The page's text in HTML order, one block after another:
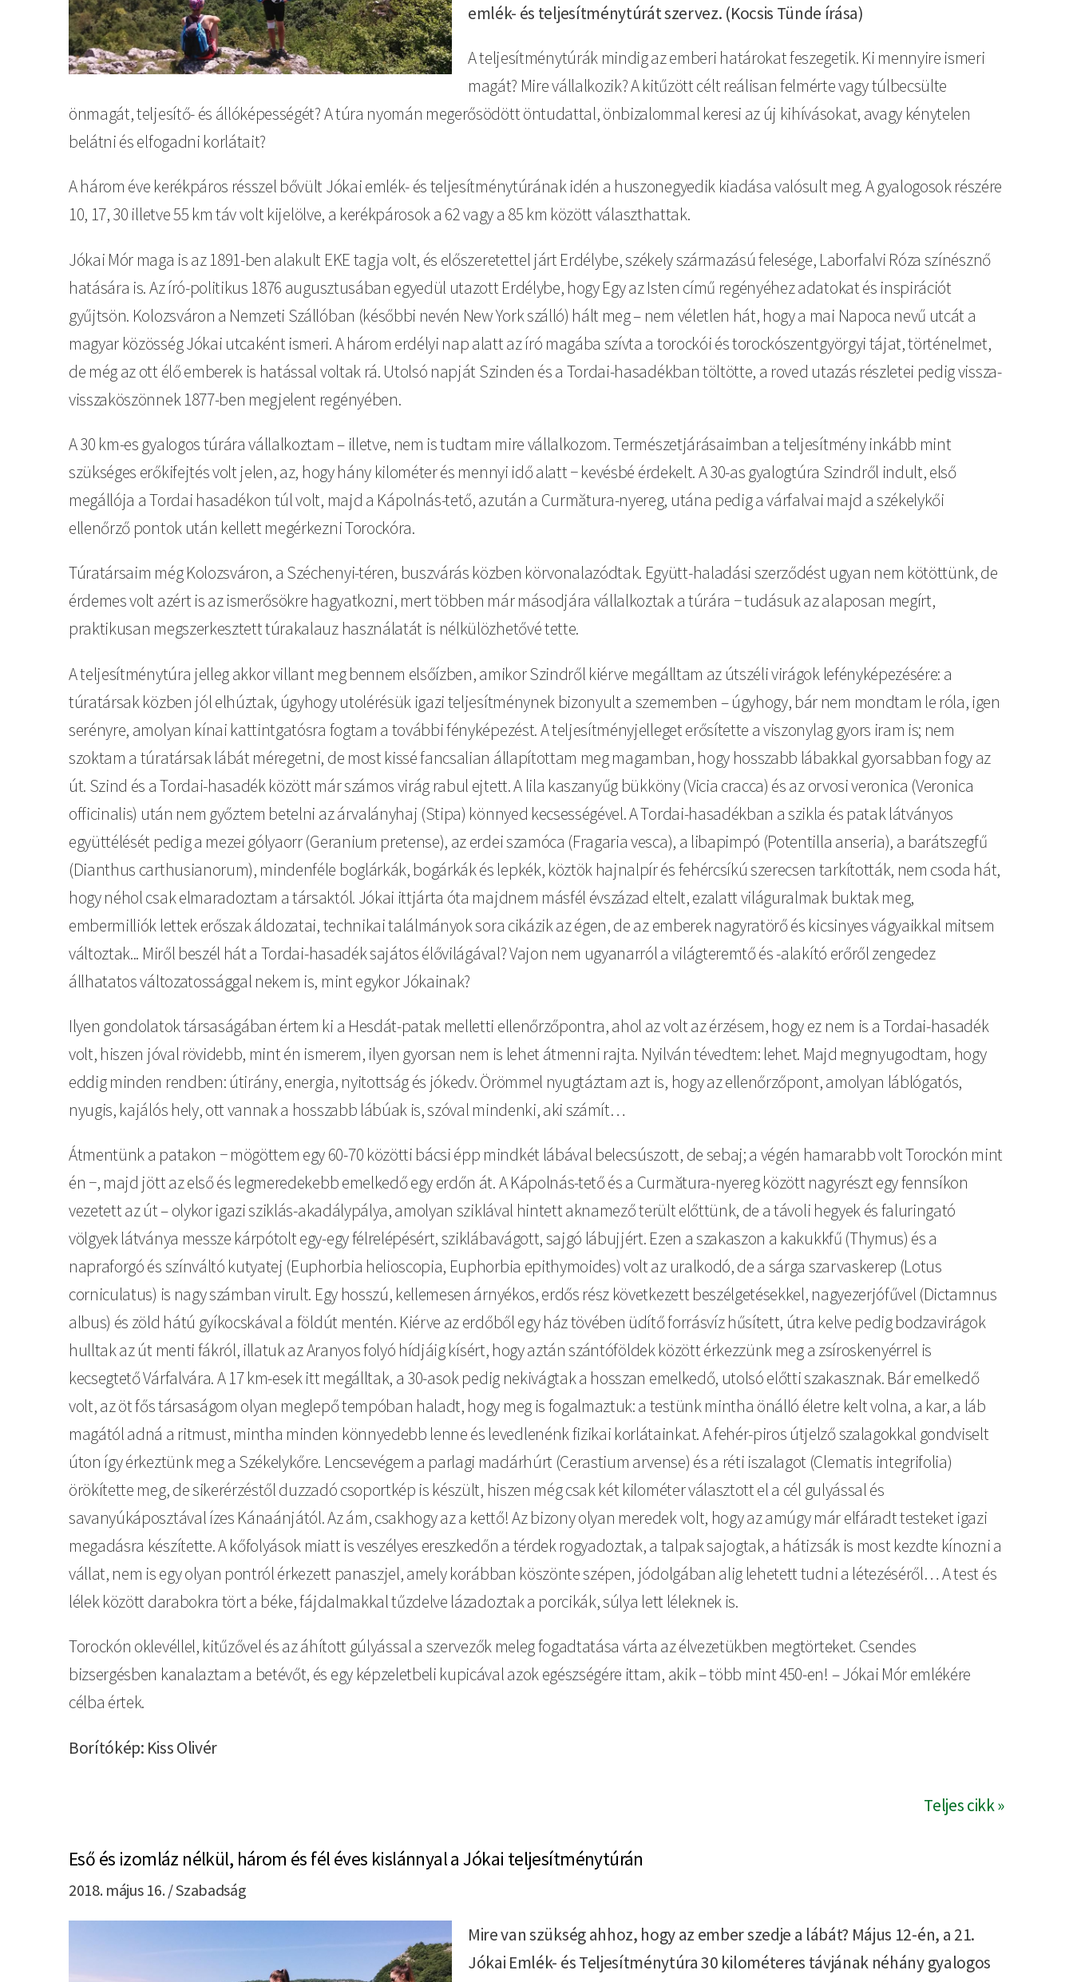
emlék- és teljesítménytúrát szervez. (Kocsis Tünde írása)
A teljesítménytúrák mindig az emberi határokat feszegetik. Ki mennyire ismeri
magát? Mire vállalkozik? A kitűzött célt reálisan felmérte vagy túlbecsülte
önmagát, teljesítő- és állóképességét? A túra nyomán megerősödött öntudattal, önbizalommal keresi az új kihívásokat, avagy kénytelen
belátni és elfogadni korlátait?
A három éve kerékpáros résszel bővült Jókai emlék- és teljesítménytúrának idén a huszonegyedik kiadása valósult meg. A gyalogosok részére
10, 17, 30 illetve 55 km táv volt kijelölve, a kerékpárosok a 62 vagy a 85 km között választhattak.
Jókai Mór maga is az 1891-ben alakult EKE tagja volt, és előszeretettel járt Erdélybe, székely származású felesége, Laborfalvi Róza színésznő
hatására is. Az író-politikus 1876 augusztusában egyedül utazott Erdélybe, hogy Egy az Isten című regényéhez adatokat és inspirációt
gyűjtsön. Kolozsváron a Nemzeti Szállóban (későbbi nevén New York szálló) hált meg – nem véletlen hát, hogy a mai Napoca nevű utcát a
magyar közösség Jókai utcaként ismeri. A három erdélyi nap alatt az író magába szívta a torockói és torockószentgyörgyi tájat, történelmet,
de még az ott élő emberek is hatással voltak rá. Utolsó napját Szinden és a Tordai-hasadékban töltötte, a roved utazás részletei pedig vissza-
visszaköszönnek 1877-ben megjelent regényében.
A 30 km-es gyalogos túrára vállalkoztam – illetve, nem is tudtam mire vállalkozom. Természetjárásaimban a teljesítmény inkább mint
szükséges erőkifejtés volt jelen, az, hogy hány kilométer és mennyi idő alatt − kevésbé érdekelt. A 30-as gyalogtúra Szindről indult, első
megállója a Tordai hasadékon túl volt, majd a Kápolnás-tető, azután a Curmătura-nyereg, utána pedig a várfalvai majd a székelykői
ellenőrző pontok után kellett megérkezni Torockóra.
Túratársaim még Kolozsváron, a Széchenyi-téren, buszvárás közben körvonalazódtak. Együtt-haladási szerződést ugyan nem kötöttünk, de
érdemes volt azért is az ismerősökre hagyatkozni, mert többen már másodjára vállalkoztak a túrára − tudásuk az alaposan megírt,
praktikusan megszerkesztett túrakalauz használatát is nélkülözhetővé tette.
A teljesítménytúra jelleg akkor villant meg bennem elsőízben, amikor Szindről kiérve megálltam az útszéli virágok lefényképezésére: a
túratársak közben jól elhúztak, úgyhogy utolérésük igazi teljesítménynek bizonyult a szememben – úgyhogy, bár nem mondtam le róla, igen
serényre, amolyan kínai kattintgatósra fogtam a további fényképezést. A teljesítményjelleget erősítette a viszonylag gyors iram is; nem
szoktam a túratársak lábát méregetni, de most kissé fancsalian állapítottam meg magamban, hogy hosszabb lábakkal gyorsabban fogy az
út. Szind és a Tordai-hasadék között már számos virág rabul ejtett. A lila kaszanyűg bükköny (Vicia cracca) és az orvosi veronica (Veronica
officinalis) után nem győztem betelni az árvalányhaj (Stipa) könnyed kecsességével. A Tordai-hasadékban a szikla és patak látványos
együttélését pedig a mezei gólyaorr (Geranium pretense), az erdei szamóca (Fragaria vesca), a libapimpó (Potentilla anseria), a barátszegfű
(Dianthus carthusianorum), mindenféle boglárkák, bogárkák és lepkék, köztök hajnalpír és fehércsíkú szerecsen tarkították, nem csoda hát,
hogy néhol csak elmaradoztam a társaktól. Jókai ittjárta óta majdnem másfél évszázad eltelt, ezalatt világuralmak buktak meg,
embermilliók lettek erőszak áldozatai, technikai találmányok sora cikázik az égen, de az emberek nagyratörő és kicsinyes vágyaikkal mitsem
változtak... Miről beszél hát a Tordai-hasadék sajátos élővilágával? Vajon nem ugyanarról a világteremtő és -alakító erőről zengedez
állhatatos változatossággal nekem is, mint egykor Jókainak?
Ilyen gondolatok társaságában értem ki a Hesdát-patak melletti ellenőrzőpontra, ahol az volt az érzésem, hogy ez nem is a Tordai-hasadék
volt, hiszen jóval rövidebb, mint én ismerem, ilyen gyorsan nem is lehet átmenni rajta. Nyilván tévedtem: lehet. Majd megnyugodtam, hogy
eddig minden rendben: útirány, energia, nyitottság és jókedv. Örömmel nyugtáztam azt is, hogy az ellenőrzőpont, amolyan láblógatós,
nyugis, kajálós hely, ott vannak a hosszabb lábúak is, szóval mindenki, aki számít…
Átmentünk a patakon − mögöttem egy 60-70 közötti bácsi épp mindkét lábával belecsúszott, de sebaj; a végén hamarabb volt Torockón mint
én −, majd jött az első és legmeredekebb emelkedő egy erdőn át. A Kápolnás-tető és a Curmătura-nyereg között nagyrészt egy fennsíkon
vezetett az út – olykor igazi sziklás-akadálypálya, amolyan sziklával hintett aknamező terült előttünk, de a távoli hegyek és faluringató
völgyek látványa messze kárpótolt egy-egy félrelépésért, sziklábavágott, sajgó lábujjért. Ezen a szakaszon a kakukkfű (Thymus) és a
napraforgó és színváltó kutyatej (Euphorbia helioscopia, Euphorbia epithymoides) volt az uralkodó, de a sárga szarvaskerep (Lotus
corniculatus) is nagy számban virult. Egy hosszú, kellemesen árnyékos, erdős rész következett beszélgetésekkel, nagyezerjófűvel (Dictamnus
albus) és zöld hátú gyíkocskával a földút mentén. Kiérve az erdőből egy ház tövében üdítő forrásvíz hűsített, útra kelve pedig bodzavirágok
hulltak az út menti fákról, illatuk az Aranyos folyó hídjáig kísért, hogy aztán szántóföldek között érkezzünk meg a zsíroskenyérrel is
kecsegtető Várfalvára. A 17 km-esek itt megálltak, a 30-asok pedig nekivágtak a hosszan emelkedő, utolsó előtti szakasznak. Bár emelkedő
volt, az öt fős társaságom olyan meglepő tempóban haladt, hogy meg is fogalmaztuk: a testünk mintha önálló életre kelt volna, a kar, a láb
magától adná a ritmust, mintha minden könnyedebb lenne és levedlenénk fizikai korlátainkat. A fehér-piros útjelző szalagokkal gondviselt
úton így érkeztünk meg a Székelykőre. Lencsevégem a parlagi madárhúrt (Cerastium arvense) és a réti iszalagot (Clematis integrifolia)
örökítette meg, de sikerérzéstől duzzadó csoportkép is készült, hiszen még csak két kilométer választott el a cél gulyással és
savanyúkáposztával ízes Kánaánjától. Az ám, csakhogy az a kettő! Az bizony olyan meredek volt, hogy az amúgy már elfáradt testeket igazi
megadásra készítette. A kőfolyások miatt is veszélyes ereszkedőn a térdek rogyadoztak, a talpak sajogtak, a hátizsák is most kezdte kínozni a
vállat, nem is egy olyan pontról érkezett panaszjel, amely korábban köszönte szépen, jódolgában alig lehetett tudni a létezéséről… A test és
lélek között darabokra tört a béke, fájdalmakkal tűzdelve lázadoztak a porcikák, súlya lett léleknek is.
Torockón oklevéllel, kitűzővel és az áhított gúlyással a szervezők meleg fogadtatása várta az élvezetükben megtörteket. Csendes
bizsergésben kanalaztam a betévőt, és egy képzeletbeli kupicával azok egészségére ittam, akik – több mint 450-en! – Jókai Mór emlékére
célba értek.
Borítókép: Kiss Olivér
Teljes cikk »
Eső és izomláz nélkül, három és fél éves kislánnyal a Jókai teljesítménytúrán
2018. május 16. / Szabadság
Mire van szükség ahhoz, hogy az ember szedje a lábát? Május 12-én, a 21.
Jókai Emlék- és Teljesítménytúra 30 kilométeres távjának néhány gyalogos